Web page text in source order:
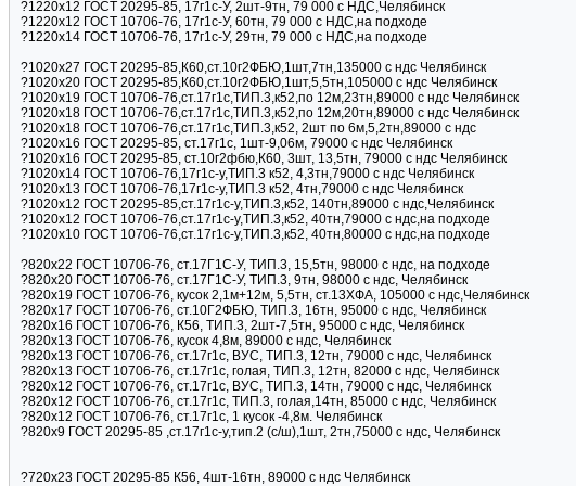
?1220х12 ГОСТ 20295-85, 17г1с-У, 2шт-9тн, 79 000 с НДC,Челябинск
?1220х12 ГОСТ 10706-76, 17г1с-У, 60тн, 79 000 с НДC,на подходе
?1220х14 ГОСТ 10706-76, 17г1с-У, 29тн, 79 000 с НДC,на подходе
?1020х27 ГОСТ 20295-85,К60,ст.10г2ФБЮ,1шт,7тн,135000 с ндс Челябинск
?1020х20 ГОСТ 20295-85,К60,ст.10г2ФБЮ,1шт,5,5тн,105000 с ндс Челябинск
?1020х19 ГОСТ 10706-76,ст.17г1с,ТИП.3,к52,по 12м,23тн,89000 с ндс Челябинск
?1020х18 ГОСТ 10706-76,ст.17г1с,ТИП.3,к52,по 12м,20тн,89000 с ндс Челябинск
?1020х18 ГОСТ 10706-76,ст.17г1с,ТИП.3,к52, 2шт по 6м,5,2тн,89000 с ндс
?1020х16 ГОСТ 20295-85, ст.17г1с, 1шт-9,06м, 79000 с ндс Челябинск
?1020х16 ГОСТ 20295-85, ст.10г2фбю,К60, 3шт, 13,5тн, 79000 с ндс Челябинск
?1020х14 ГОСТ 10706-76,17г1с-у,ТИП.3 к52, 4,3тн,79000 с ндс Челябинск
?1020х13 ГОСТ 10706-76,17г1с-у,ТИП.3 к52, 4тн,79000 с ндс Челябинск
?1020х12 ГОСТ 20295-85,ст.17г1с-у,ТИП.3,к52, 140тн,89000 с ндс,Челябинск
?1020х12 ГОСТ 10706-76,ст.17г1с-у,ТИП.3,к52, 40тн,79000 с ндс,на подходе
?1020х10 ГОСТ 10706-76,ст.17г1с-у,ТИП.3,к52, 40тн,80000 с ндс,на подходе
?820х22 ГОСТ 10706-76, ст.17Г1С-У, ТИП.3, 15,5тн, 98000 с ндс, на подходе
?820х20 ГОСТ 10706-76, ст.17Г1С-У, ТИП.3, 9тн, 98000 с ндс, Челябинск
?820х19 ГОСТ 10706-76, кусок 2,1м+12м, 5,5тн, ст.13ХФА, 105000 с ндс,Челябинск
?820х17 ГОСТ 10706-76, ст.10Г2ФБЮ, ТИП.3, 16тн, 95000 с ндс, Челябинск
?820х16 ГОСТ 10706-76, К56, ТИП.3, 2шт-7,5тн, 95000 с ндс, Челябинск
?820х13 ГОСТ 10706-76, кусок 4,8м, 89000 с ндс, Челябинск
?820х13 ГОСТ 10706-76, ст.17г1с, ВУС, ТИП.3, 12тн, 79000 с ндс, Челябинск
?820х13 ГОСТ 10706-76, ст.17г1с, голая, ТИП.3, 12тн, 82000 с ндс, Челябинск
?820х12 ГОСТ 10706-76, ст.17г1с, ВУС, ТИП.3, 14тн, 79000 с ндс, Челябинск
?820х12 ГОСТ 10706-76, ст.17г1с, ТИП.3, голая,14тн, 85000 с ндс, Челябинск
?820х12 ГОСТ 10706-76, ст.17г1с, 1 кусок -4,8м. Челябинск
?820x9 ГОСТ 20295-85 ,ст.17г1с-у,тип.2 (с/ш),1шт, 2тн,75000 с ндс, Челябинск
?720х23 ГОСТ 20295-85 К56, 4шт-16тн, 89000 с ндс Челябинск